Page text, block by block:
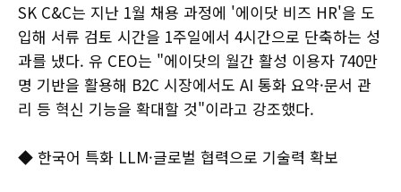
SK C&C는 지난 1월 채용 과정에 '에이닷 비즈 HR'을 도
입해 서류 검토 시간을 1주일에서 4시간으로 단축하는 성
과를 냈다. 유 CEO는 "에이닷의 월간 활성 이용자 740만
명 기반을 활용해 B2C 시장에서도 AI 통화 요약·문서 관
리 등 혁신 기능을 확대할 것"이라고 강조했다.
◆ 한국어 특화 LLM·글로벌 협력으로 기술력 확보